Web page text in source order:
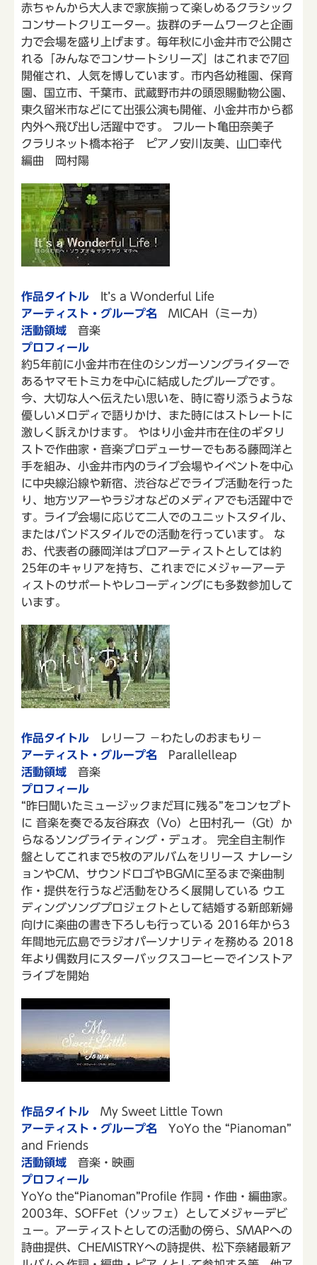
赤ちゃんから大人まで家族揃って楽しめるクラシック
コンサートクリエーター。抜群のチームワークと企画
力で会場を盛り上げます。毎年秋に小金井市で公開さ
れる「みんなでコンサートシリーズ」はこれまで7回
開催され、人気を博しています。市内各幼稚園、保育
園、国立市、千葉市、武蔵野市井の頭恩賜動物公園、
東久留米市などにて出張公演も開催、小金井市から都
内外へ飛び出し活躍中です。 フルート亀田奈美子
クラリネット橋本裕子 ピアノ安川友美、山口幸代
編曲 岡村陽
作品タイトル It’s a Wonderful Life
アーティスト・グループ名 MICAH（ミーカ）
活動領域 音楽
プロフィール
約5年前に小金井市在住のシンガーソングライターで
あるヤマモトミカを中心に結成したグループです。
今、大切な人へ伝えたい思いを、時に寄り添うような
優しいメロディで語りかけ、また時にはストレートに
激しく訴えかけます。 やはり小金井市在住のギタリ
ストで作曲家・音楽プロデューサーでもある藤岡洋と
手を組み、小金井市内のライブ会場やイベントを中心
に中央線沿線や新宿、渋谷などでライブ活動を行った
り、地方ツアーやラジオなどのメディアでも活躍中で
す。ライプ会場に応じて二人でのユニットスタイル、
またはバンドスタイルでの活動を行っています。 な
お、代表者の藤岡洋はプロアーティストとしては約
25年のキャリアを持ち、これまでにメジャーアーテ
ィストのサポートやレコーディングにも多数参加して
います。
作品タイトル
レリーフ －わたしのおまもり－
アーティスト・グループ名 Parallelleap
活動領域 音楽
プロフィール
“昨日聞いたミュージックまだ耳に残る”をコンセプト
に 音楽を奏でる友谷麻衣（Vo）と田村孔一（Gt）か
らなるソングライティング・デュオ。 完全自主制作
盤としてこれまで5枚のアルバムをリリース ナレーシ
ョンやCM、サウンドロゴやBGMに至るまで楽曲制
作・提供を行うなど活動をひろく展開している ウエ
ディングソングプロジェクトとして結婚する新郎新婦
向けに楽曲の書き下ろしも行っている 2016年から3
年間地元広島でラジオパーソナリティを務める 2018
年より偶数月にスターバックスコーヒーでインストア
ライブを開始
作品タイトル My Sweet Little Town
アーティスト・グループ名 YoYo the “Pianoman”
and Friends
活動領域 音楽・映画
プロフィール
YoYo the“Pianoman”Profile 作詞・作曲・編曲家。
2003年、SOFFet（ソッフェ）としてメジャーデビ
ュー。アーティストとしての活動の傍ら、SMAPへの
詩曲提供、CHEMISTRYへの詩提供、松下奈緒最新ア